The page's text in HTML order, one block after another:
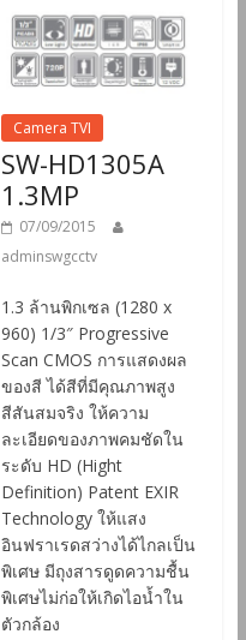
Camera TVI
SW-HD1305A
1.3MP
07/09/2015
adminswgcctv
1.3 ล้านพิกเซล (1280 x
960) 1/3″ Progressive
Scan CMOS การแสดงผล
ของสี ได้สีที่มีคุณภาพสูง
สีสันสมจริง ให้ความ
ละเอียดของภาพคมชัดใน
ระดับ HD (Hight
Definition) Patent EXIR
Technology ให้แสง
อินฟราเรดสว่างได้ไกลเป็น
พิเศษ มีถุงสารดูดความชื้น
พิเศษไม่ก่อให้เกิดไอน้ำใน
ตัวกล้อง